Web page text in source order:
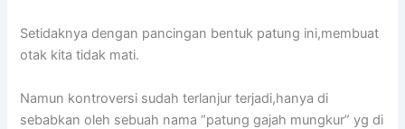
Setidaknya dengan pancingan bentuk patung ini,membuat
otak kita tidak mati.
Namun kontroversi sudah terlanjur terjadi,hanya di
sebabkan oleh sebuah nama “patung gajah mungkur” yg di